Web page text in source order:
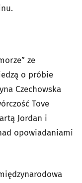
ze
o próbie
Czechowska
Tove
Jordan i
opowiadaniami